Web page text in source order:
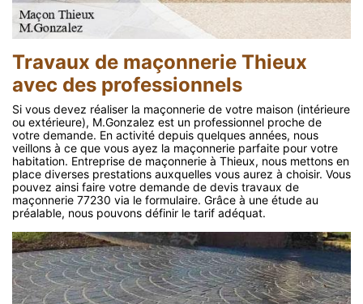
Travaux de maçonnerie Thieux
avec des professionnels
Si vous devez réaliser la maçonnerie de votre maison (intérieure
ou extérieure), M.Gonzalez est un professionnel proche de
votre demande. En activité depuis quelques années, nous
veillons à ce que vous ayez la maçonnerie parfaite pour votre
habitation. Entreprise de maçonnerie à Thieux, nous mettons en
place diverses prestations auxquelles vous aurez à choisir. Vous
pouvez ainsi faire votre demande de devis travaux de
maçonnerie 77230 via le formulaire. Grâce à une étude au
préalable, nous pouvons définir le tarif adéquat.